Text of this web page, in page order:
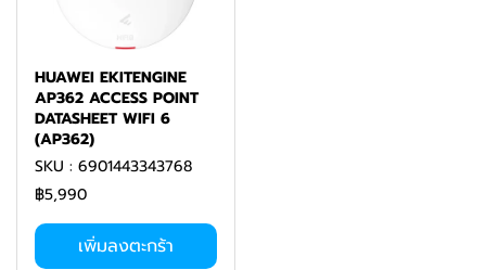
HUAWEI EKITENGINE
AP362 ACCESS POINT
DATASHEET WIFI 6
(AP362)
SKU : 6901443343768
฿5,990
เพิ่มลงตะกร้า